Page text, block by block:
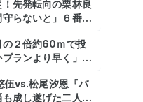
！先発転向の栗林良
らないと」６番手
の２倍約60ｍで投
ランより早く」自
伍vs.松尾汐恩『バ
成し遂げた二人